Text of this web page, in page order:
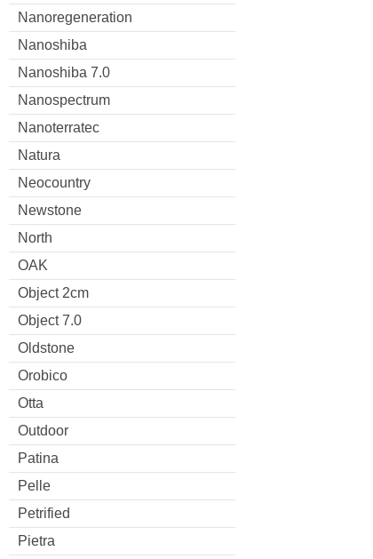
Nanoregeneration
Nanoshiba
Nanoshiba 7.0
Nanospectrum
Nanoterratec
Natura
Neocountry
Newstone
North
OAK
Object 2cm
Object 7.0
Oldstone
Orobico
Otta
Outdoor
Patina
Pelle
Petrified
Pietra